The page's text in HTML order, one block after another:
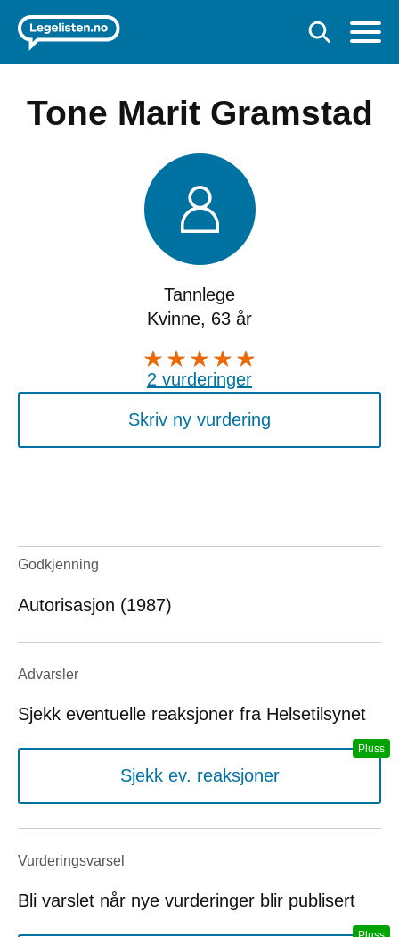
Tone Marit Gramstad
Tannlege
Kvinne, 63 år
2 vurderinger
Skriv ny vurdering
Godkjenning
Autorisasjon (1987)
Advarsler
Sjekk eventuelle reaksjoner fra Helsetilsynet
Sjekk ev. reaksjoner
Vurderings­varsel
Bli varslet når nye vurderinger blir publisert